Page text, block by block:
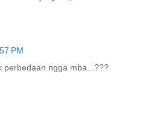
PM
perbedaan ngga mba...???